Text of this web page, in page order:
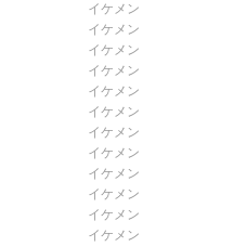
イケメン
イケメン
イケメン
イケメン
イケメン
イケメン
イケメン
イケメン
イケメン
イケメン
イケメン
イケメン